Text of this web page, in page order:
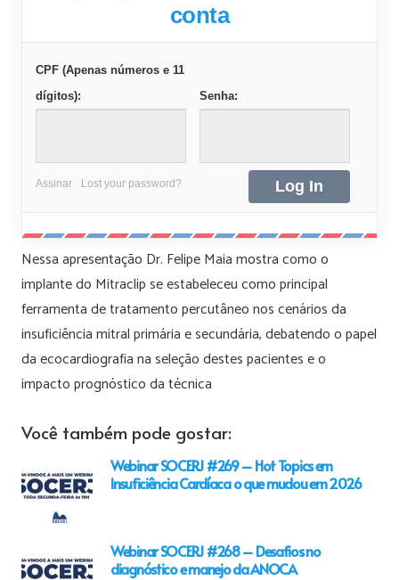
conta
CPF (Apenas números e 11
dígitos):
Senha:
Assinar Lost your password?
Nessa apresentação Dr. Felipe Maia mostra como o
implante do Mitraclip se estabeleceu como principal
ferramenta de tratamento percutâneo nos cenários da
insuficiência mitral primária e secundária, debatendo o papel
da ecocardiografia na seleção destes pacientes e o
impacto prognóstico da técnica
Você também pode gostar:
Webinar SOCERJ #269 – Hot Topics em
Insuficiência Cardíaca o que mudou em 2026
Webinar SOCERJ #268 – Desafios no
diagnóstico e manejo da ANOCA